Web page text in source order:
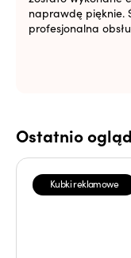
naprawdę pięknie.
profesjonalna
Ostatnio
Kubki reklamowe